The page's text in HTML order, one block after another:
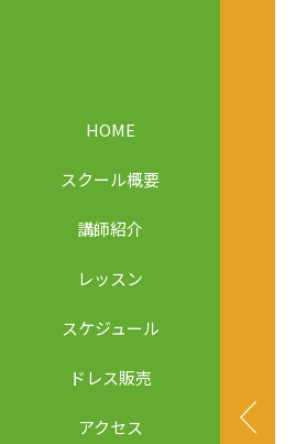
HOME
スクール概要
講師紹介
レッスン
スケジュール
ドレス販売
アクセス